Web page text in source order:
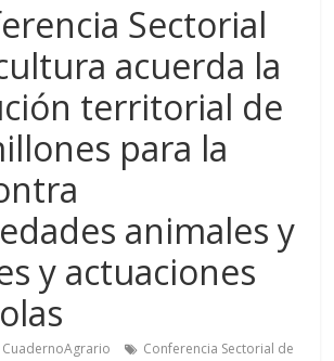
Sectorial
acuerda la
territorial de
para la
animales y
y actuaciones
CuadernoAgrario
Conferencia Sectorial de